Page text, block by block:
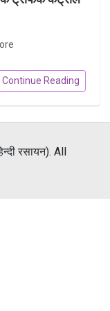
Continue Reading
रसायन). All